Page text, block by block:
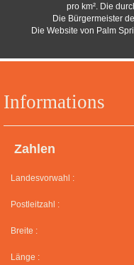
Informations
Zahlen
Landesvorwahl :
Postleitzahl :
Breite :
Länge :
pro km². Die
Die Bürgermeister
Die Website von Palm